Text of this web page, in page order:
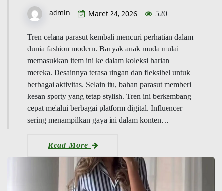
admin Maret 24, 2026 520
Tren celana parasut kembali mencuri perhatian dalam
dunia fashion modern. Banyak anak muda mulai
memasukkan item ini ke dalam koleksi harian
mereka. Desainnya terasa ringan dan fleksibel untuk
berbagai aktivitas. Selain itu, bahan parasut memberi
kesan sporty yang tetap stylish. Tren ini berkembang
cepat melalui berbagai platform digital. Influencer
sering menampilkan gaya ini dalam konten…
Read More